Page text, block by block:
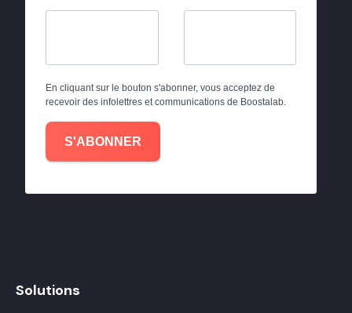
En cliquant sur le bouton s'abonner, vous acceptez de
recevoir des infolettres et communications de Boostalab.
S'ABONNER
Solutions